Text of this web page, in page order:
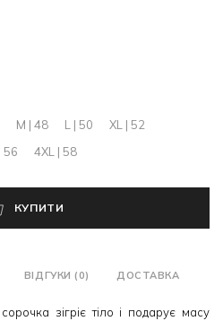
M | 48 L | 50
XL | 52
56 4XL | 58
КУПИТИ
ВІДГУКИ (0) ДОСТАВКА
зігріє тіло і подарує масу